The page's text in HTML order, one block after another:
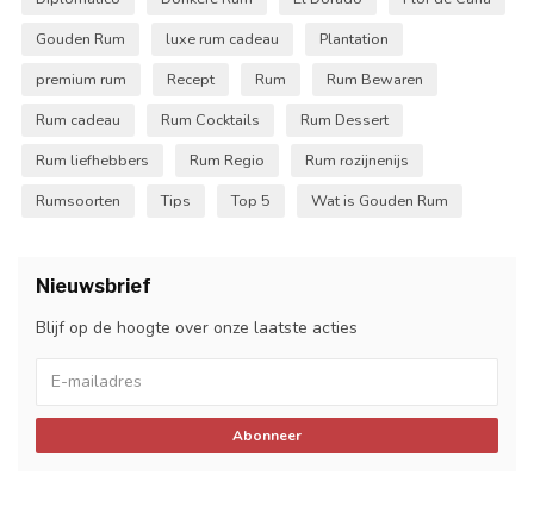
Gouden Rum
luxe rum cadeau
Plantation
premium rum
Recept Rum
Rum Bewaren
Rum cadeau
Rum Cocktails
Rum Dessert
Rum liefhebbers
Rum Regio
Rum rozijnenijs
Rumsoorten
Tips Top 5 Wat is Gouden Rum
Nieuwsbrief
Blijf op de hoogte over onze laatste acties
Abonneer